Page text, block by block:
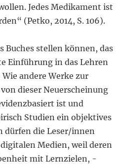
Jedes Medikament ist
(Petko, 2014, S. 106).
Buches stellen können, das
Einführung in das Lehren
andere Werke zur
dieser Neuerscheinung
ist und
Studien ein objektives
dürfen die Leser/innen
Medien, weil deren
mit Lernzielen, -